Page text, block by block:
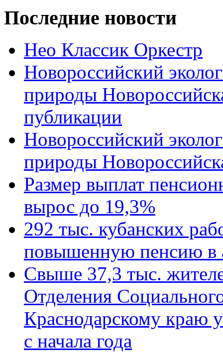
Последние новости
Нео Классик Оркестр
Новороссийский
природы
публикации
Новороссийский
природы
Размер выплат
вырос до 19,3%
292 тыс. кубанских
повышенную пенсию в
Свыше 37,3 тыс.
Отделения
Краснодарскому краю
с начала года